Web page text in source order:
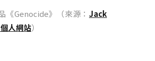
《Genocide》（來源： Jack
人網站）